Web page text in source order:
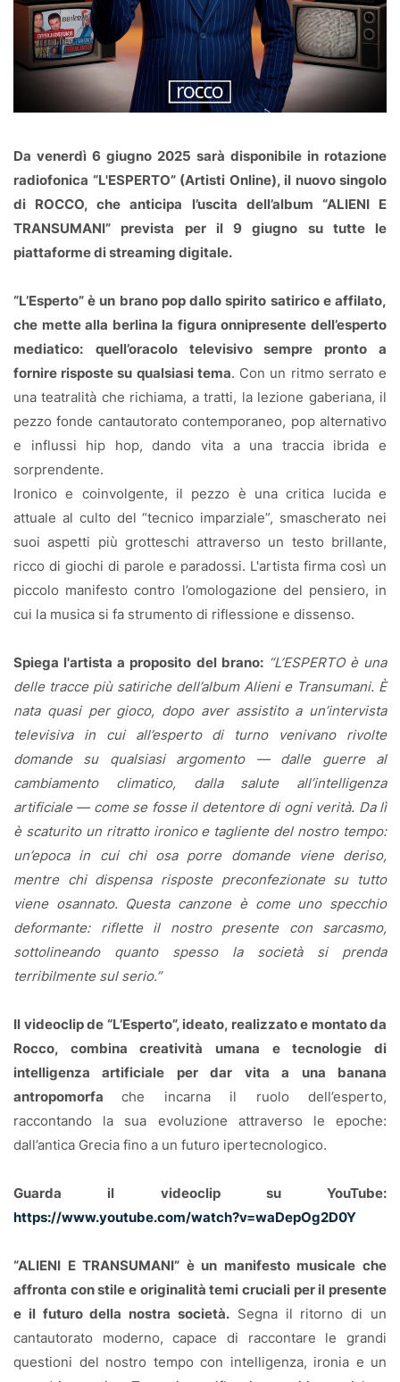
Da venerdì 6 giugno 2025 sarà disponibile in rotazione
radiofonica “L'ESPERTO” (Artisti Online), il nuovo singolo
di ROCCO, che anticipa l’uscita dell’album “ALIENI E
TRANSUMANI” prevista per il 9 giugno su tutte le
piattaforme di streaming digitale.
“L’Esperto” è un brano pop dallo spirito satirico e affilato,
che mette alla berlina la figura onnipresente dell’esperto
mediatico:
quell’oracolo televisivo sempre pronto a
fornire risposte su qualsiasi tema. Con un ritmo serrato e
una teatralità che richiama, a tratti, la lezione gaberiana, il
pezzo fonde cantautorato contemporaneo, pop alternativo
e influssi hip hop, dando vita a una traccia ibrida e
sorprendente.
Ironico e coinvolgente, il pezzo è una critica lucida e
attuale al culto del “tecnico imparziale”, smascherato nei
suoi aspetti più grotteschi attraverso un testo brillante,
ricco di giochi di parole e paradossi. L'artista firma così un
piccolo manifesto contro l’omologazione del pensiero, in
cui la musica si fa strumento di riflessione e dissenso.
Spiega l'artista a proposito del brano: “L’ESPERTO è una
delle tracce più satiriche dell’album Alieni e Transumani. È
nata quasi per gioco, dopo aver assistito a un’intervista
televisiva in cui all’esperto di turno venivano rivolte
domande su qualsiasi argomento — dalle guerre al
cambiamento climatico, dalla salute all’intelligenza
artificiale — come se fosse il detentore di ogni verità. Da lì
è scaturito un ritratto ironico e tagliente del nostro tempo:
un’epoca in cui chi osa porre domande viene deriso,
mentre chi dispensa risposte preconfezionate su tutto
viene osannato. Questa canzone è come uno specchio
deformante: riflette il nostro presente con sarcasmo,
sottolineando quanto spesso la società si prenda
terribilmente sul serio.”
Il videoclip de “L’Esperto”, ideato, realizzato e montato da
Rocco, combina creatività umana e tecnologie di
intelligenza artificiale per dar vita a una banana
antropomorfache incarna il ruolo dell’esperto,
raccontando la sua evoluzione attraverso le epoche:
dall’antica Grecia fino a un futuro ipertecnologico.
Guarda il videoclip su YouTube:
https://www.youtube.com/watch?v=waDepOg2D0Y
“ALIENI E TRANSUMANI” è un manifesto musicale che
affronta con stile e originalità temi cruciali per il presente
e il futuro della nostra società. Segna il ritorno di un
cantautorato moderno, capace di raccontare le grandi
questioni del nostro tempo con intelligenza, ironia e un